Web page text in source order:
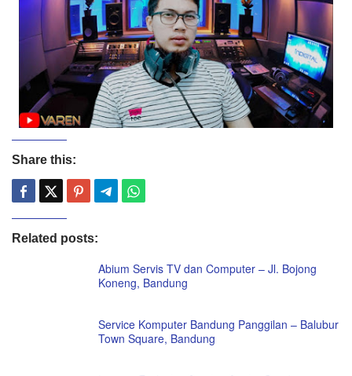
Share this:
Related posts:
Abium Servis TV dan Computer – Jl. Bojong
Koneng, Bandung
Service Komputer Bandung Panggilan – Balubur
Town Square, Bandung